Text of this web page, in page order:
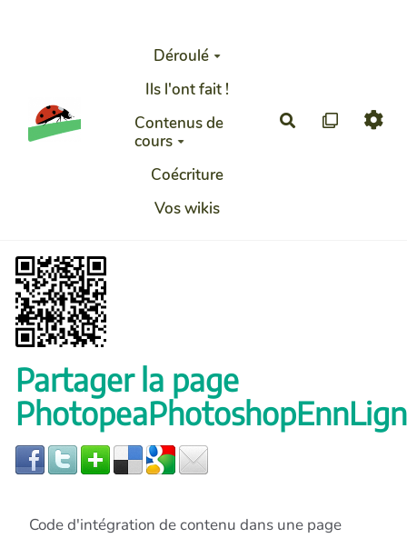
Déroulé
Ils l'ont fait !
Contenus de
cours
Coécriture
Vos wikis
Rechercher
Partager la page
Code d'intégration de contenu dans une page